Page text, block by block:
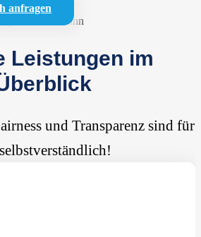
anfragen
Leistungen im
und Transparenz sind für